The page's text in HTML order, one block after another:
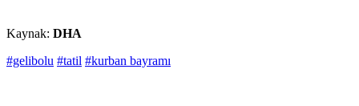
Kaynak: DHA
#gelibolu #tatil #kurban bayramı